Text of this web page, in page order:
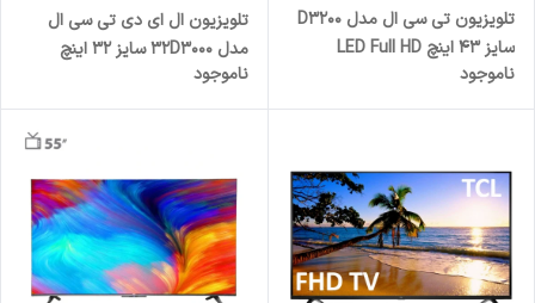
تلویزیون تی سی ال مدل D3200
سایز ۴۳ اینچ LED Full HD
ناموجود
تلویزیون ال ای دی تی سی ال
مدل 32D3000 سایز 32 اینچ
ناموجود